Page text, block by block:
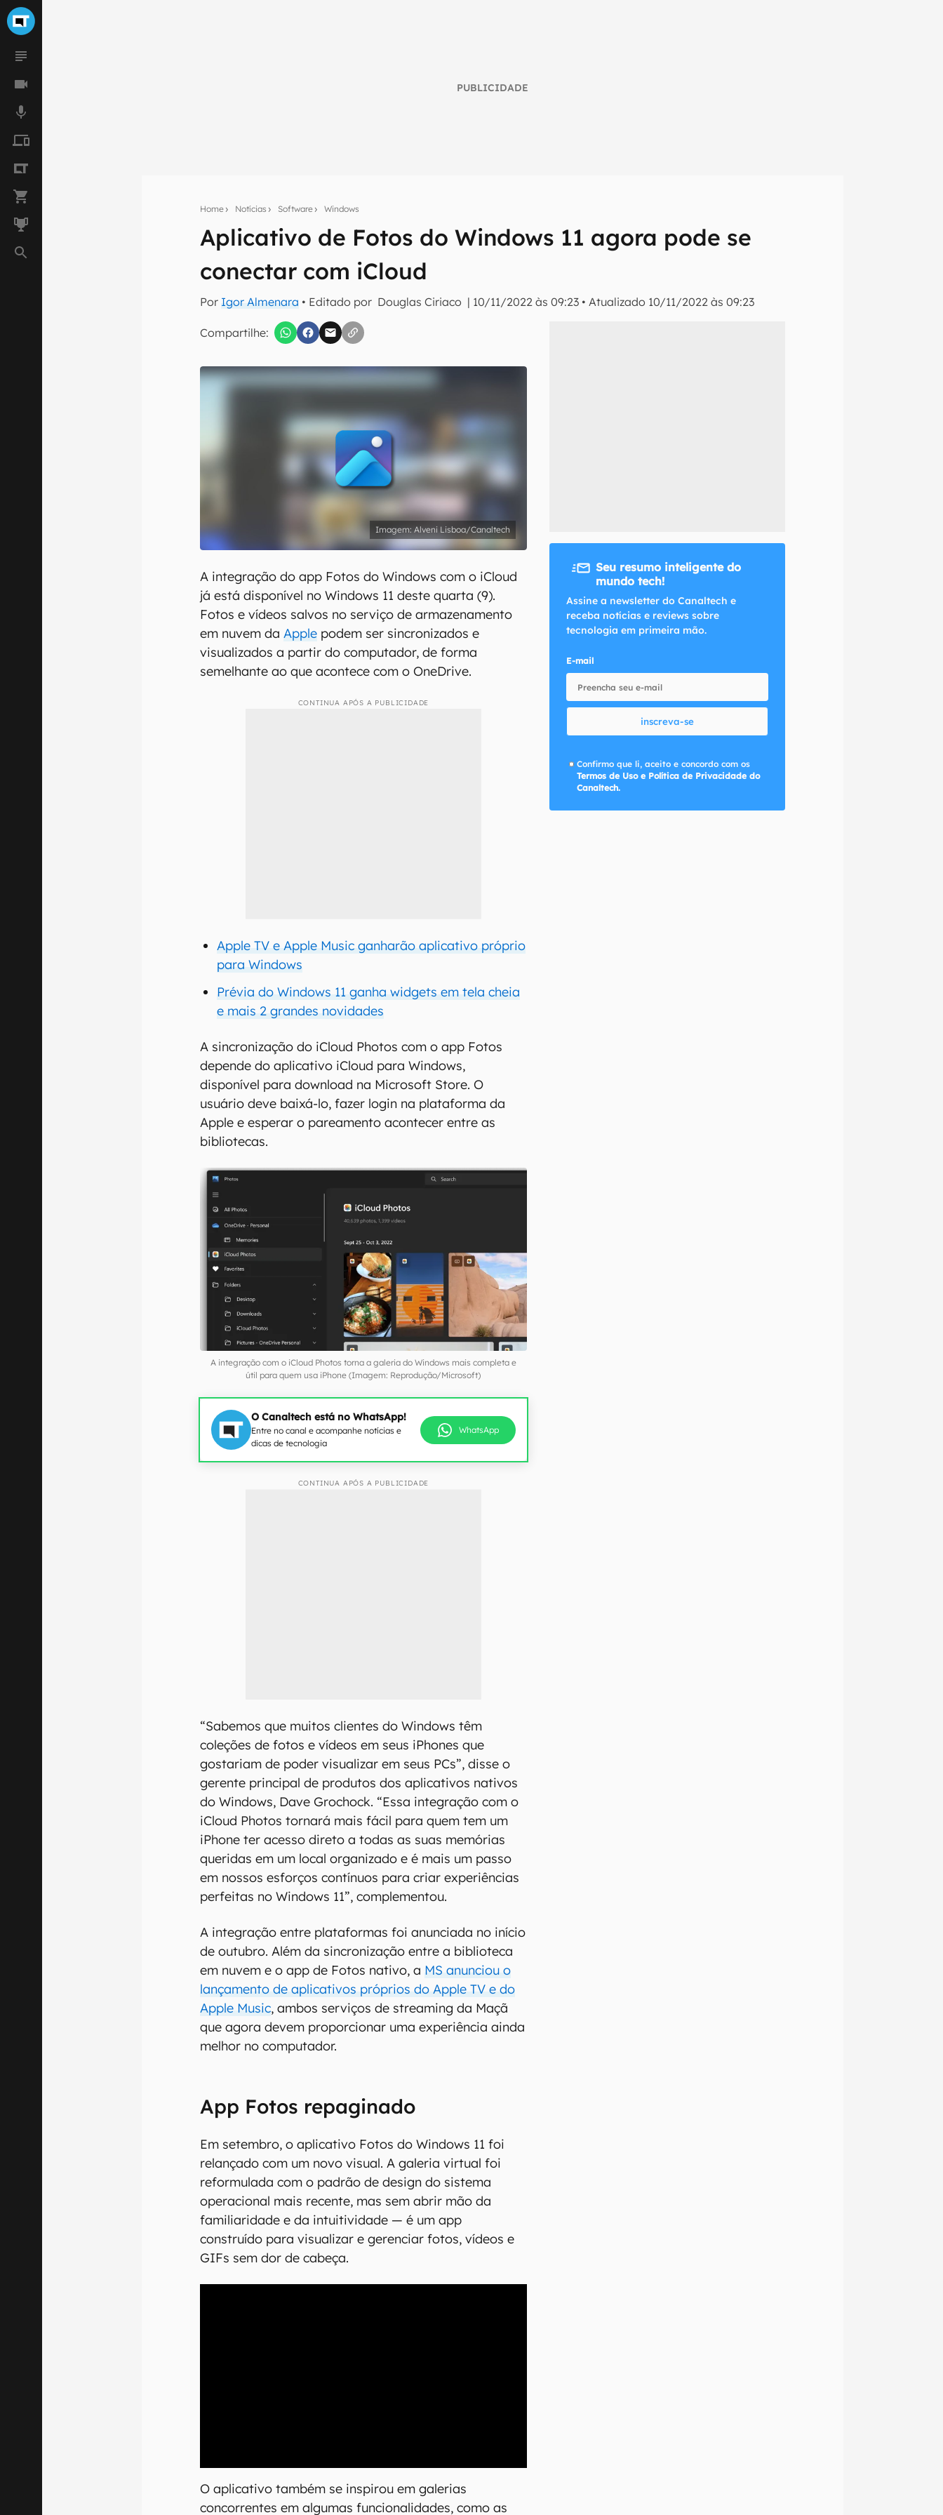
PUBLICIDADE
Home Notícias Software Windows
Aplicativo de Fotos do Windows 11 agora pode se
conectar com iCloud
Por Igor Almenara • Editado por Douglas Ciriaco | 10/11/2022 às 09:23 •Atualizado 10/11/2022 às 09:23
Compartilhe:
Seu resumo inteligente do mundo tech!
Assine a newsletter do Canaltech e receba notícias e reviews sobre tecnologia em primeira
mão.
E-mail
Alveni Lisboa/Canaltech
A integração do app Fotos do Windows com o iCloud
já está disponível no Windows 11 deste quarta (9).
Fotos e vídeos salvos no serviço de armazenamento
em nuvem daApple podem ser sincronizados e
visualizados a partir do computador, de forma
semelhante ao que acontece com o OneDrive.
CONTINUA APÓS A PUBLICIDADE
Apple TV e Apple Music ganharão aplicativo próprio
para Windows
Prévia do Windows 11 ganha widgets em tela cheia
e mais 2 grandes novidades
A sincronização do iCloud Photos com o app Fotos
depende do aplicativo iCloud para Windows,
disponível para download na Microsoft Store. O
usuário deve baixá-lo, fazer login na plataforma da
Apple e esperar o pareamento acontecer entre as
bibliotecas.
A integração com o iCloud Photos torna a galeria do Windows mais completa e
útil para quem usa iPhone (Imagem: Reprodução/Microsoft)
O Canaltech está no WhatsApp!
Entre no canal e acompanhe notícias e
dicas de tecnologia
WhatsApp
CONTINUA APÓS A PUBLICIDADE
“Sabemos que muitos clientes do Windows têm
coleções de fotos e vídeos em seus iPhones que
gostariam de poder visualizar em seus PCs”, disse o
gerente principal de produtos dos aplicativos nativos
do Windows, Dave Grochock. “Essa integração com o
iCloud Photos tornará mais fácil para quem tem um
iPhone ter acesso direto a todas as suas memórias
queridas em um local organizado e é mais um passo
em nossos esforços contínuos para criar experiências
perfeitas no Windows 11”, complementou.
A integração entre plataformas foi anunciada no início
de outubro. Além da sincronização entre a biblioteca
em nuvem e o app de Fotos nativo, a MS anunciou o
lançamento de aplicativos próprios do Apple TV e do
Apple Music, ambos serviços de streaming da Maçã
que agora devem proporcionar uma experiência ainda
melhor no computador.
App Fotos repaginado
Em setembro, o aplicativo Fotos do Windows 11 foi
relançado com um novo visual. A galeria virtual foi
reformulada com o padrão de design do sistema
operacional mais recente, mas sem abrir mão da
familiaridade e da intuitividade — é um app
construído para visualizar e gerenciar fotos, vídeos e
GIFs sem dor de cabeça.
O aplicativo também se inspirou em galerias
concorrentes em algumas funcionalidades, como as
Seu resumo inteligente do
mundo tech!
Assine a newsletter do Canaltech e
receba notícias e reviews sobre
tecnologia em primeira mão.
E-mail
inscreva-se
Confirmo que li, aceito e concordo com os
Termos de Uso e Política de Privacidade do
Canaltech.